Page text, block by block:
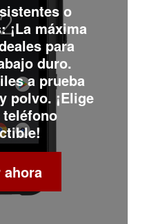
o
: ¡La máxima
para
duro.
a prueba
polvo. ¡Elige
ahora